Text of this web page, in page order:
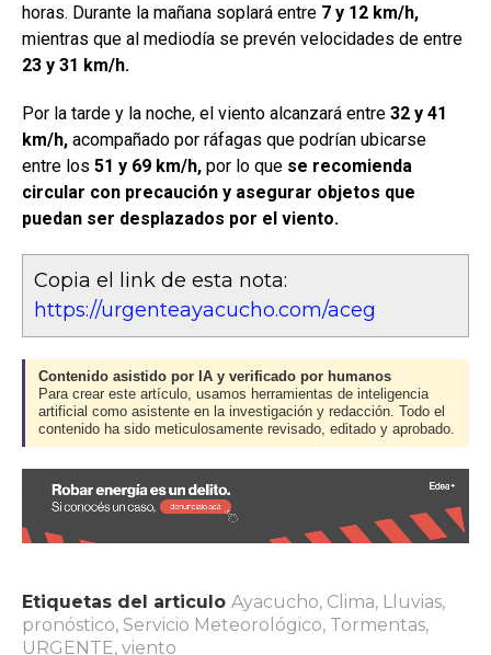
horas. Durante la mañana soplará entre 7 y 12 km/h,
mientras que al mediodía se prevén velocidades de entre
23 y 31 km/h.
Por la tarde y la noche, el viento alcanzará entre 32 y 41
km/h, acompañado por ráfagas que podrían ubicarse
entre los 51 y 69 km/h, por lo que se recomienda
circular con precaución y asegurar objetos que
puedan ser desplazados por el viento.
Copia el link de esta nota:
https://urgenteayacucho.com/aceg
Contenido asistido por IA y verificado por humanos
Para crear este artículo, usamos herramientas de inteligencia
artificial como asistente en la investigación y redacción. Todo el
contenido ha sido meticulosamente revisado, editado y aprobado.
Etiquetas del articulo Ayacucho, Clima, Lluvias,
pronóstico, Servicio Meteorológico, Tormentas,
URGENTE, viento